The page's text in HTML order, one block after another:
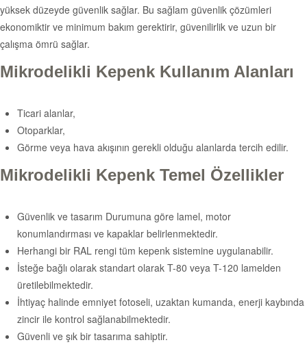
yüksek düzeyde güvenlik sağlar. Bu sağlam güvenlik çözümleri
ekonomiktir ve minimum bakım gerektirir, güvenilirlik ve uzun bir
çalışma ömrü sağlar.
Mikrodelikli Kepenk Kullanım Alanları
Ticari alanlar,
Otoparklar,
Görme veya hava akışının gerekli olduğu alanlarda tercih edilir.
Mikrodelikli Kepenk Temel Özellikler
Güvenlik ve tasarım Durumuna göre lamel, motor
konumlandırması ve kapaklar belirlenmektedir.
Herhangi bir RAL rengi tüm kepenk sistemine uygulanabilir.
İsteğe bağlı olarak standart olarak T-80 veya T-120 lamelden
üretilebilmektedir.
İhtiyaç halinde emniyet fotoseli, uzaktan kumanda, enerji kaybında
zincir ile kontrol sağlanabilmektedir.
Güvenli ve şık bir tasarıma sahiptir.